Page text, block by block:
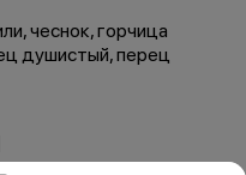
чеснок, горчица
душистый, перец